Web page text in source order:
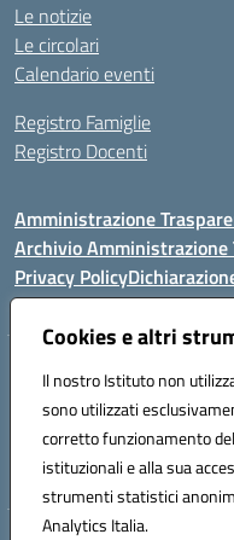
Cookies e altri
Il nostro Istituto non
sono utilizzati
corretto funzionamento
istituzionali e alla sua
strumenti statistici
Analytics Italia.
Le notizie
Le circolari
Calendario eventi
Registro Famiglie
Registro Docenti
Amministrazione
Archivio Amministrazione
Privacy Policy
Istituto Comprensivo Statale
Via Cupa Campanariello, 5 -
Tel. +39 0818834377 - Fax
Email: